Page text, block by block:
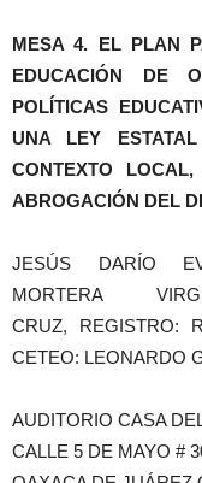
MESA 4. EL PLAN
EDUCACIÓN DE
POLÍTICAS
UNA LEY
CONTEXTO
ABROGACIÓN DEL
JESÚS DARÍO
MORTERA
CRUZ, REGISTRO:
CETEO: LEONARDO
AUDITORIO CASA
CALLE 5 DE MAYO #